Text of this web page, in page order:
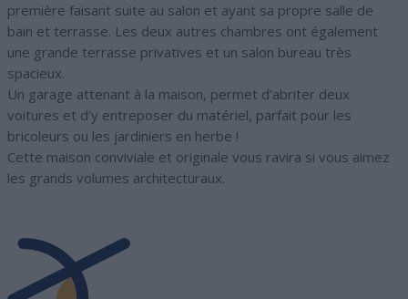
première faisant suite au salon et ayant sa propre salle de
bain et terrasse. Les deux autres chambres ont également
une grande terrasse privatives et un salon bureau très
spacieux.
Un garage attenant à la maison, permet d’abriter deux
voitures et d’y entreposer du matériel, parfait pour les
bricoleurs ou les jardiniers en herbe !
Cette maison conviviale et originale vous ravira si vous aimez
les grands volumes architecturaux.